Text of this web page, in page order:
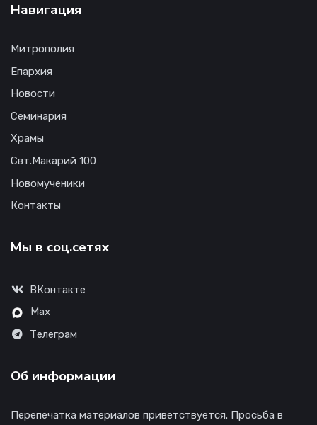
Навигация
Митрополия
Епархия
Новости
Семинария
Храмы
Свт.Макарий 100
Новомученики
Контакты
Мы в соц.сетях
ВКонтакте
Max
Телеграм
Об информации
Перепечатка материалов приветствуется. Просьба в